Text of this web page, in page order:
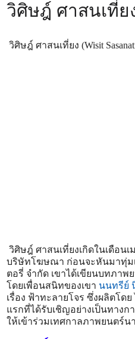
วิศิษฎ์ ศาสนเที่ย
วิศิษฎ์ ศาสนเที่ยง (Wisit
วิศิษฎ์ ศาสนเที่ยงเกิดในเดือน
บริษัทโฆษณา ก่อนจะหันมาทุ่ม
ตอรี่ จำกัด เขาได้เขียนบทภาพ
โดยเพื่อนสนิทของเขา นนทรีย์
เรื่อง ฟ้าทะลายโจร ซึ่งผลิตโด
แรกที่ได้รับเชิญอย่างเป็นทางก
ให้เข้าร่วมเทศกาลภาพยนตร์